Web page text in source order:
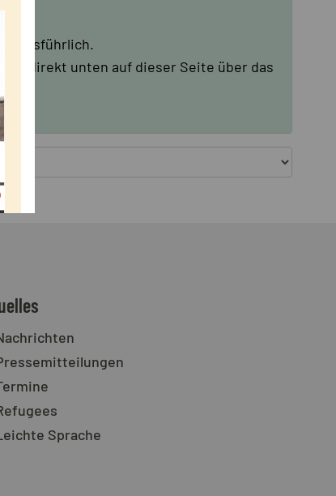
ausführlich.
direkt unten auf dieser Seite über das
Sprache